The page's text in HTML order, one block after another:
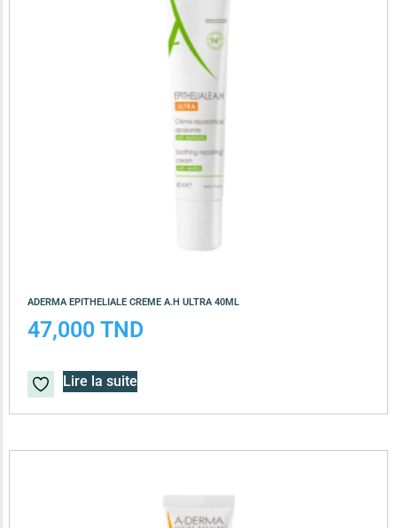
ADERMA EPITHELIALE CREME A.H ULTRA 40ML
47,000 TND
Lire la suite